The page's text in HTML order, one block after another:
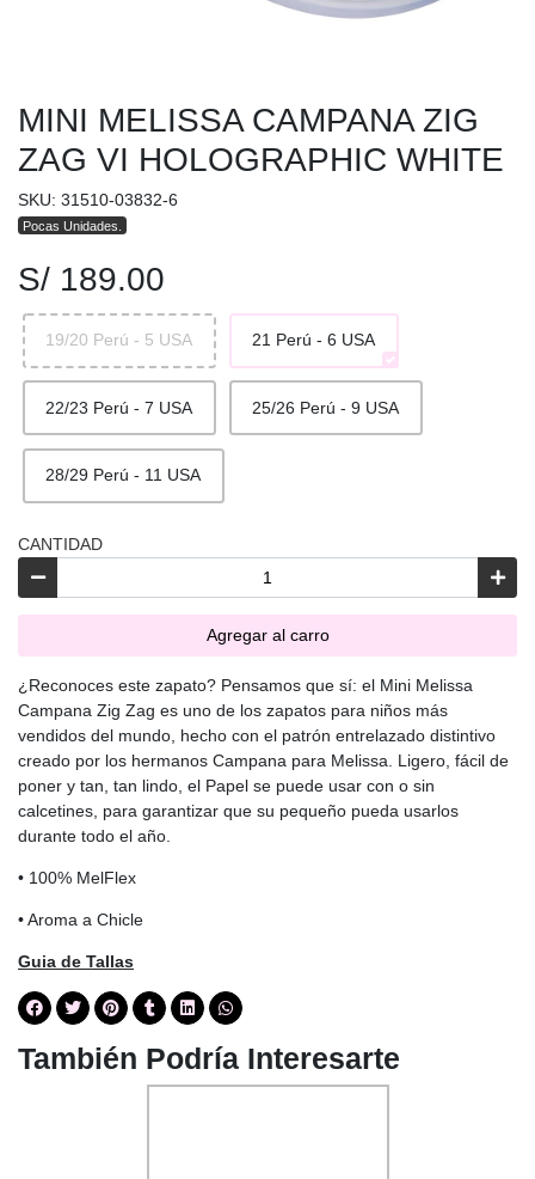
MINI MELISSA CAMPANA ZIG
ZAG VI HOLOGRAPHIC WHITE
SKU: 31510-03832-6
Pocas Unidades.
S/ 189.00
19/20 Perú - 5 USA 21 Perú - 6 USA
22/23 Perú - 7 USA 25/26 Perú - 9 USA
28/29 Perú - 11 USA
CANTIDAD
Agregar al carro
¿Reconoces este zapato? Pensamos que sí: el Mini Melissa
Campana Zig Zag es uno de los zapatos para niños más
vendidos del mundo, hecho con el patrón entrelazado distintivo
creado por los hermanos Campana para Melissa. Ligero, fácil de
poner y tan, tan lindo, el Papel se puede usar con o sin
calcetines, para garantizar que su pequeño pueda usarlos
durante todo el año.
• 100% MelFlex
• Aroma a Chicle
Guia de Tallas
También Podría Interesarte